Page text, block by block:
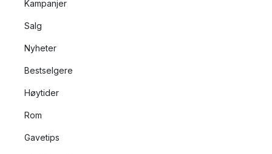
Kampanjer
Salg
Nyheter
Bestselgere
Høytider
Rom
Gavetips